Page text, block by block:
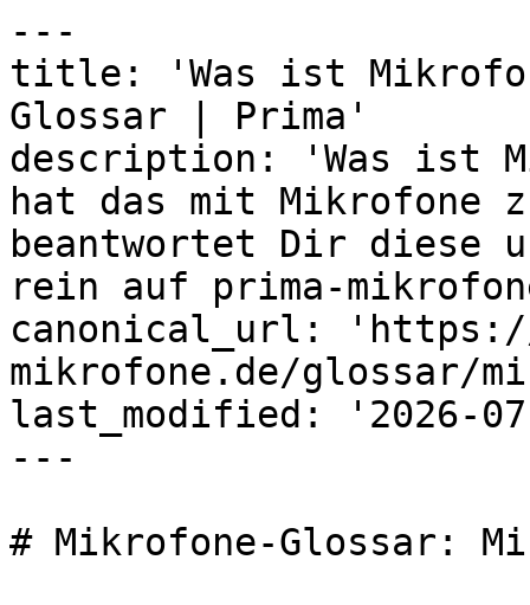
---
title: 'Was ist
Glossar | Prima'
description: 'Was ist
hat das mit Mikrofone
beantwortet Dir diese
rein auf prima-
canonical_url: 'https://
mikrofone.de/glossar/
last_modified: '2026-
---
# Mikrofone-Glossar: